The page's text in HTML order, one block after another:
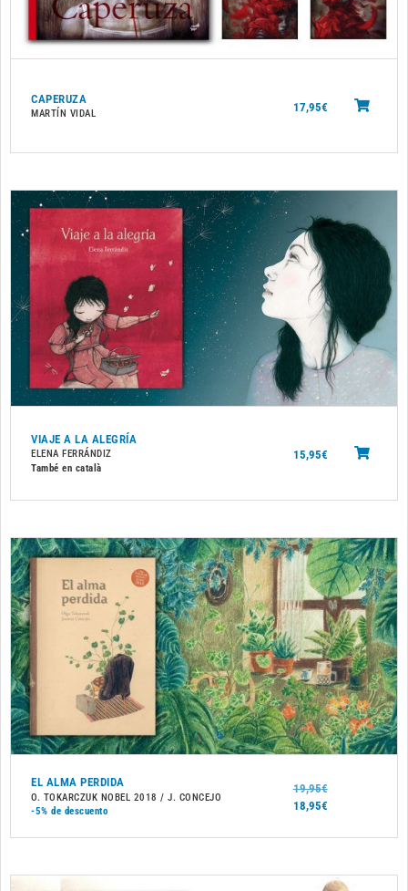
CAPERUZA
MARTÍN VIDAL 17,95€
VIAJE A LA ALEGRÍA
ELENA FERRÁNDIZ
També en català
15,95€
EL ALMA PERDIDA
O. TOKARCZUK NOBEL 2018 / J. CONCEJO
-5% de descuento
19,95€
18,95€